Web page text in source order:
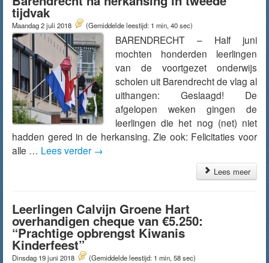
tijdvak
Maandag 2 juli 2018 (Gemiddelde leestijd: 1 min, 40 sec)
BARENDRECHT – Half juni
mochten honderden leerlingen
van de voortgezet onderwijs
scholen uit Barendrecht de vlag al
uithangen: Geslaagd! De
afgelopen weken gingen de
leerlingen die het nog (net) niet
hadden gered in de herkansing. Zie ook: Felicitaties voor
alle … Lees verder →
Lees meer
Leerlingen Calvijn Groene Hart
overhandigen cheque van €5.250:
“Prachtige opbrengst Kiwanis
Kinderfeest”
Dinsdag 19 juni 2018 (Gemiddelde leestijd: 1 min, 58 sec)